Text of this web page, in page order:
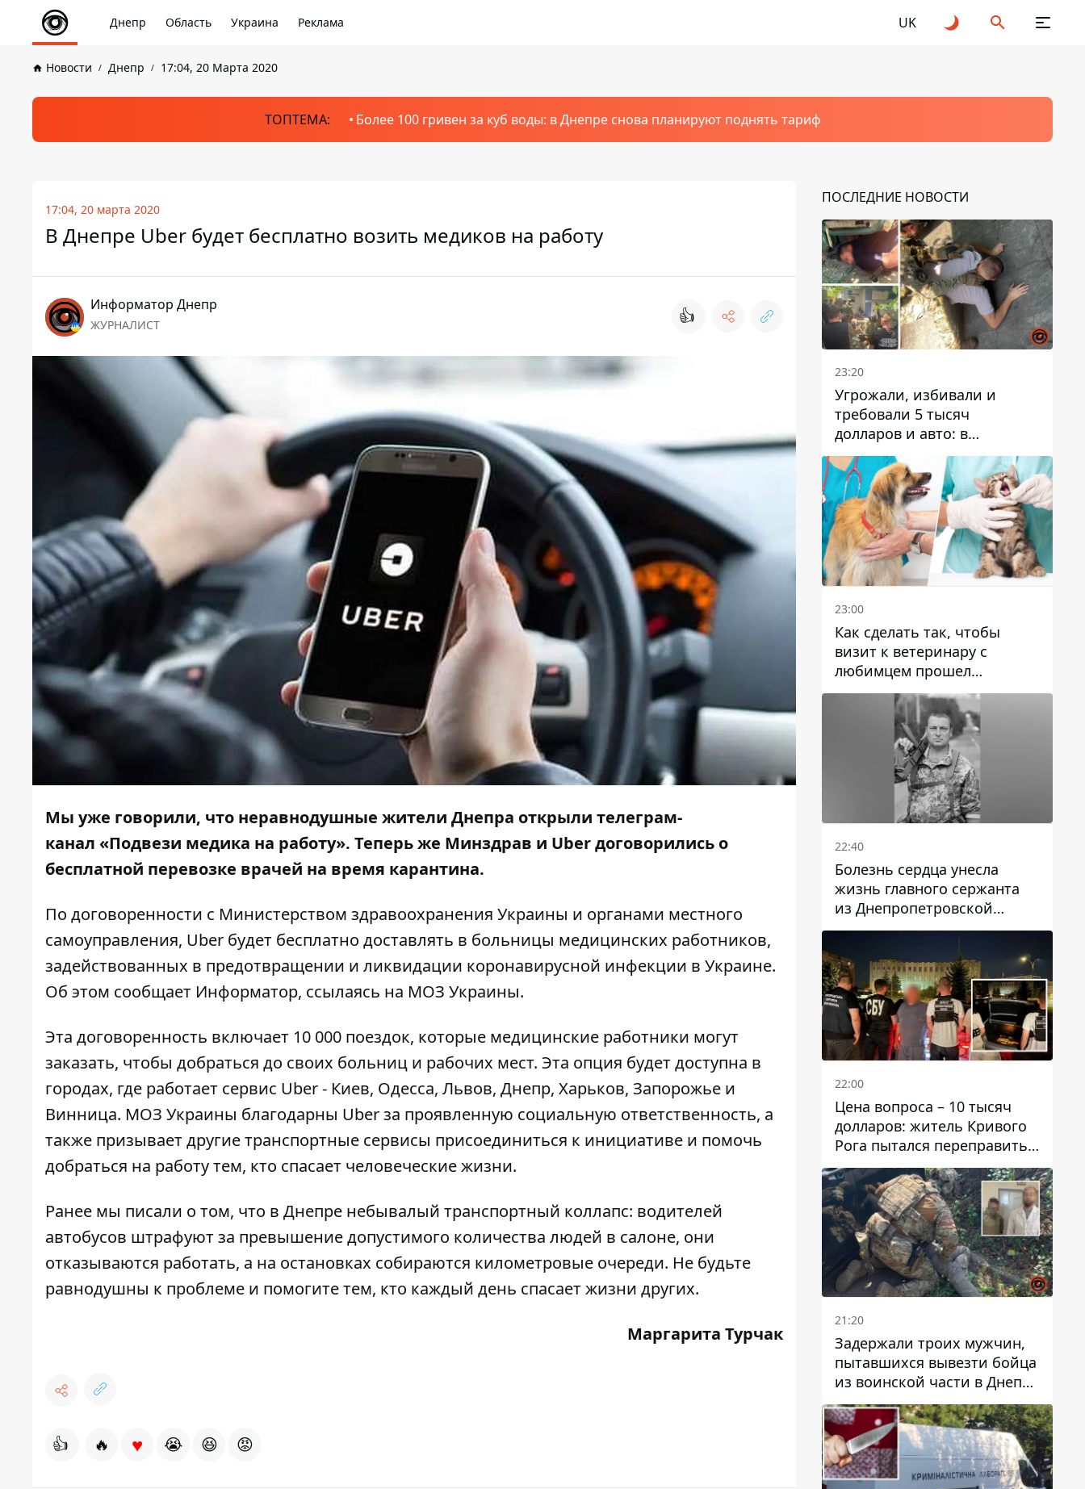
Днепр Область Украина Реклама UK
Новости Днепр 17:04, 20 Марта 2020
ТОПТЕМА: Более 100 гривен за куб воды: в Днепре снова планируют поднять тариф
17:04, 20 марта 2020
В Днепре Uber будет бесплатно возить медиков на работу
Информатор Днепр
ЖУРНАЛИСТ 👍
Мы уже говорили, что неравнодушные жители Днепра открыли телеграм-
канал «Подвези медика на работу». Теперь же Минздрав и Uber договорились о
бесплатной перевозке врачей на время карантина.
По договоренности с Министерством здравоохранения Украины и органами местного
самоуправления, Uber будет бесплатно доставлять в больницы медицинских работников,
задействованных в предотвращении и ликвидации коронавирусной инфекции в Украине.
Об этом сообщает Информатор, ссылаясь на МОЗ Украины.
Эта договоренность включает 10 000 поездок, которые медицинские работники могут
заказать, чтобы добраться до своих больниц и рабочих мест. Эта опция будет доступна в
городах, где работает сервис Uber - Киев, Одесса, Львов, Днепр, Харьков, Запорожье и
Винница. МОЗ Украины благодарны Uber за проявленную социальную ответственность, а
также призывает другие транспортные сервисы присоединиться к инициативе и помочь
добраться на работу тем, кто спасает человеческие жизни.
Ранее мы писали о том, что в Днепре небывалый транспортный коллапс: водителей
автобусов штрафуют за превышение допустимого количества людей в салоне, они
отказываются работать, а на остановках собираются километровые очереди. Не будьте
равнодушны к проблеме и помогите тем, кто каждый день спасает жизни других.
Маргарита Турчак
👍 🔥 ♥ 😭 😆 😡
ПОСЛЕДНИЕ НОВОСТИ
23:20
Угрожали, избивали и
требовали 5 тысяч
долларов и авто: в
Павлограде задержали двух
мужчин
23:00
Как сделать так, чтобы
визит к ветеринару с
любимцем прошел
спокойно: простые советы
22:40
Болезнь сердца унесла
жизнь главного сержанта
из Днепропетровской
области Юрия Свистуна
22:00
Цена вопроса – 10 тысяч
долларов: житель Кривого
Рога пытался переправить
мужчину в Словакию
21:20
Задержали троих мужчин,
пытавшихся вывезти бойца
из воинской части в Днепр
за 7 тысяч долларов: среди
них был врач